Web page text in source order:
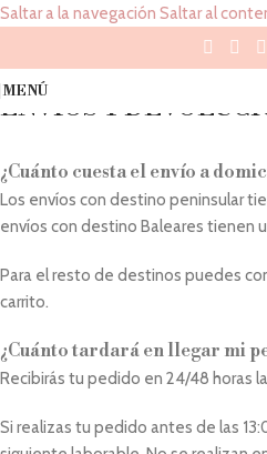
Saltar a la navegación Saltar al
MENÚ
Preguntas
ENVÍOS Y
¿Cuánto cuesta el envío a
Los envíos con destino peninsular
envíos con destino Baleares tienen
Para el resto de destinos puedes
carrito.
¿Cuánto tardará en llegar mi
Recibirás tu pedido en 24/48 horas
Si realizas tu pedido antes de las